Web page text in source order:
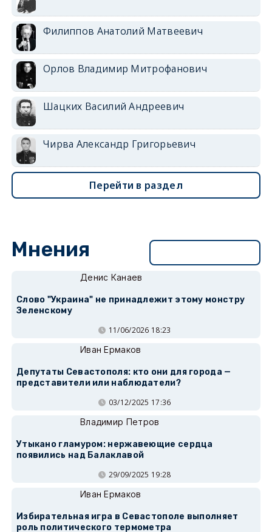
Филиппов Анатолий Матвеевич
Орлов Владимир Митрофанович
Шацких Василий Андреевич
Чирва Александр Григорьевич
Перейти в раздел
Мнения
Денис Канаев
Слово "Украина" не принадлежит этому монстру
Зеленскому
11/06/2026 18:23
Иван Ермаков
Депутаты Севастополя: кто они для города —
представители или наблюдатели?
03/12/2025 17:36
Владимир Петров
Утыкано гламуром: нержавеющие сердца
появились над Балаклавой
29/09/2025 19:28
Иван Ермаков
Избирательная игра в Севастополе выполняет
роль политического термометра